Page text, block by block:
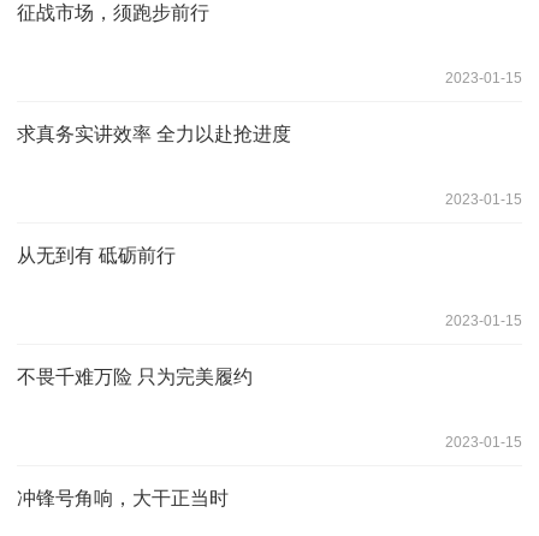
征战市场，须跑步前行
2023-01-15
求真务实讲效率 全力以赴抢进度
2023-01-15
从无到有 砥砺前行
2023-01-15
不畏千难万险 只为完美履约
2023-01-15
冲锋号角响，大干正当时